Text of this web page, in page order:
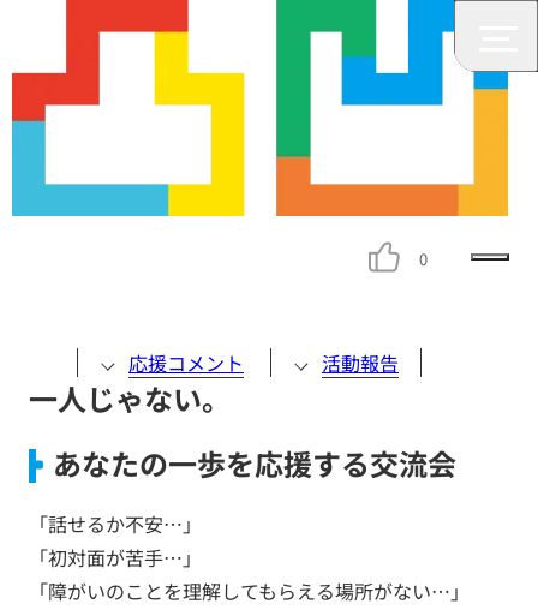
0
応援コメント 活動報告
一人じゃない。
あなたの一歩を応援する交流会
「話せるか不安…」
「初対面が苦手…」
「障がいのことを理解してもらえる場所がない…」